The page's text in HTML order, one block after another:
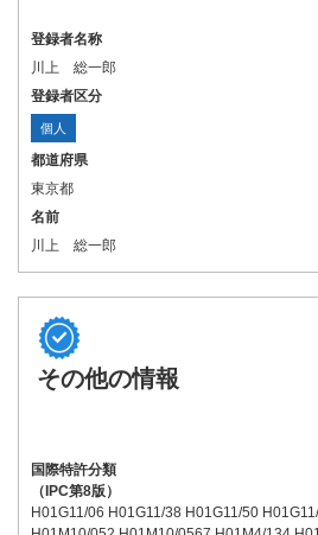
登録者名称
川上 総一郎
登録者区分
個人
都道府県
東京都
名前
川上 総一郎
その他の情報
国際特許分類
（IPC第8版）
H01G11/06 H01G11/38 H01G11/50